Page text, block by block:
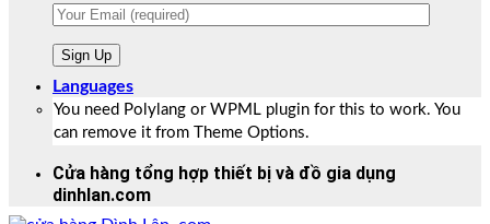
Languages
You need Polylang or WPML plugin for this to work. You
can remove it from Theme Options.
Cửa hàng tổng hợp thiết bị và đồ gia dụng
dinhlan.com